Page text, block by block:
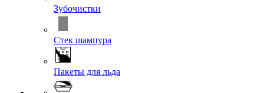
Зубочистки
Стек шампура
Пакеты для льда